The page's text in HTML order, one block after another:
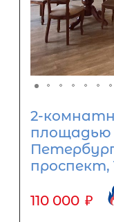
2-
площадью
проспект,
110 000 ₽